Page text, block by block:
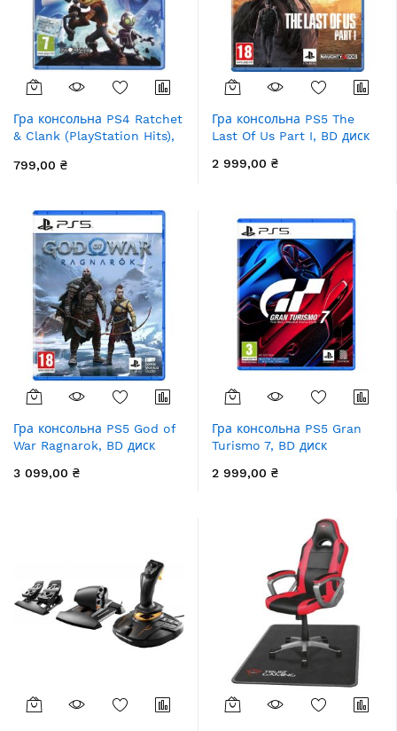
Гра консольна PS4 Ratchet
& Clank (PlayStation Hits),
799,00 ₴
Гра консольна PS5 The
Last Of Us Part I, BD диск
2 999,00 ₴
Гра консольна PS5 God of
War Ragnarok, BD диск
3 099,00 ₴
Гра консольна PS5 Gran
Turismo 7, BD диск
2 999,00 ₴